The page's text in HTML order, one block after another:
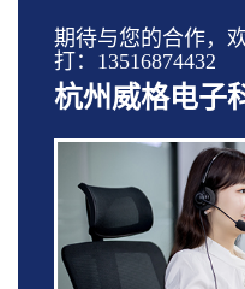
期待与您的合作，
打：13516874432
杭州威格电子